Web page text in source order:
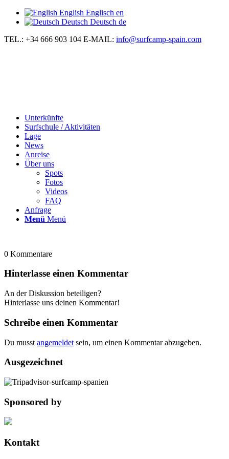
English Englisch en
Deutsch Deutsch de
TEL.: +34 666 903 104 E-MAIL: info@surfcamp-spain.com
Unterkünfte
Surfschule / Aktivitäten
Lage
News
Anreise
Über uns
Spots
Fotos
Videos
FAQ
Anfrage
Menü Menü
0 Kommentare
Hinterlasse einen Kommentar
An der Diskussion beteiligen?
Hinterlasse uns deinen Kommentar!
Schreibe einen Kommentar
Du musst angemeldet sein, um einen Kommentar abzugeben.
Ausgezeichnet
Sponsored by
Kontakt